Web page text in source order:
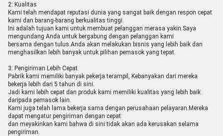
2: Kualitas
Kami telah mendapat reputasi dunia yang sangat baik dengan respon cepat
kami dan barang-barang berkualitas tinggi.
Ini adalah tujuan kami untuk membuat pelanggan merasa yakin.Saya
mengundang Anda untuk bergabung dengan pelanggan kami
bersama dengan tulus.Anda akan melakukan bisnis yang lebih baik dan
menghasilkan lebih banyak untuk pilihan pemasok yang tepat.
3: Pengiriman Lebih Cepat
Pabrik kami memiliki banyak pekerja terampil, Kebanyakan dari mereka
bekerja lebih dari 5 tahun di sini.
Jadi kami lebih cepat dan produk kami memiliki kualitas yang lebih baik
daripada pemasok lain.
Kami juga telah lama bekerja sama dengan perusahaan pelayaran.Mereka
dapat mengatur pengiriman dengan cepat
dan meyakinkan kami bahwa di sini tidak akan ada kerusakan selama
pengiriman.